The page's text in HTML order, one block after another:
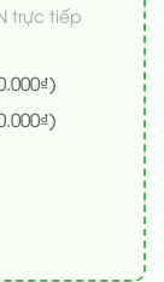
trực tiếp